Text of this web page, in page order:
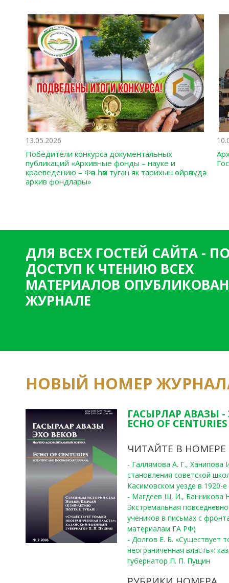
13.05.2026
Победители конкурса документальных
публикаций «Архивные фонды – науке и
краеведению – Фән һәм туган як тарихын өйрәнүдә
архив фондлары»
ДЛЯ ВСЕХ ГОСТЕЙ САЙТА -
ДОСТУП К ЧТЕНИЮ ВСЕХ
МАТЕРИАЛОВ
ЖУРНАЛЕ
НОВЫЙ НОМЕР
ГАСЫРЛАР АВАЗЫ -
ECHO OF
ЧИТАЙТЕ В НОМЕРЕ
- Галлямова А. Г.,
становления советской
Касимовском уезде в 1920-е
- Магдеев Ш. И., Банникова
Экстремальная
учеников в письмах с
материалам ГА РФ)
- Долгов Е. Б. «Существует
неограниченная власть»:
губернатор П. П. Пущин